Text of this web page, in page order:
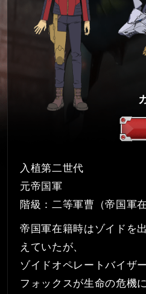
入植第二世代
元帝国軍
階級：二等軍曹（帝国軍在
帝国軍在籍時はゾイドを
えていたが、
ゾイドオペレートバイザ
フォックスが生命の危機